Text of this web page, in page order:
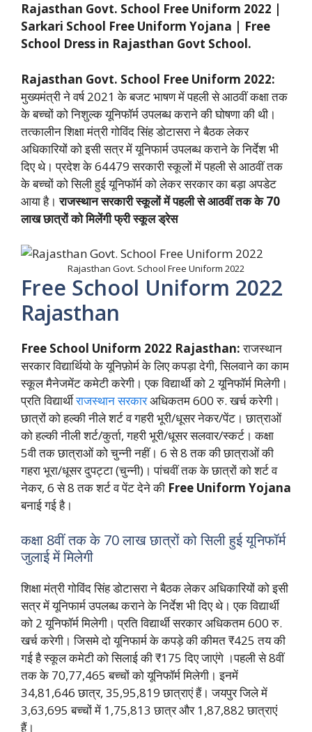
Rajasthan Govt. School Free Uniform 2022 |
Sarkari School Free Uniform Yojana | Free
School Dress in Rajasthan Govt School.
Rajasthan Govt. School Free Uniform 2022:
मुख्यमंत्री ने वर्ष 2021 के बजट भाषण में पहली से आठवीं कक्षा तक
के बच्चों को निशुल्क यूनिफॉर्म उपलब्ध कराने की घोषणा की थी।
तत्कालीन शिक्षा मंत्री गोविंद सिंह डोटासरा ने बैठक लेकर
अधिकारियों को इसी सत्र में यूनिफार्म उपलब्ध कराने के निर्देश भी
दिए थे। प्रदेश के 64479 सरकारी स्कूलों में पहली से आठवीं तक
के बच्चों को सिली हुई यूनिफॉर्म को लेकर सरकार का बड़ा अपडेट
आया है। राजस्थान सरकारी स्कूलों में पहली से आठवीं तक के 70
लाख छात्रों को मिलेंगी फ्री स्कूल ड्रेस
Rajasthan Govt. School Free Uniform 2022
Free School Uniform 2022
Rajasthan
Free School Uniform 2022 Rajasthan:राजस्थान
सरकार विद्यार्थियो के यूनिफ़ोर्म के लिए कपड़ा देगी, सिलवाने का काम
स्कूल मैनेजमेंट कमेटी करेगी। एक विद्यार्थी को 2 यूनिफॉर्म मिलेगी।
प्रति विद्यार्थीराजस्थान सरकारअधिकतम 600 रु. खर्च करेगी।
छात्रों को हल्की नीले शर्ट व गहरी भूरी/धूसर नेकर/पेंट। छात्राओं
को हल्की नीली शर्ट/कुर्ता, गहरी भूरी/धूसर सलवार/स्कर्ट। कक्षा
5वी तक छात्राओं को चुन्नी नहीं। 6 से 8 तक की छात्राओं की
गहरा भूरा/धूसर दुपट्टा (चुन्नी)। पांचवीं तक के छात्रों को शर्ट व
नेकर, 6 से 8 तक शर्ट व पेंट देने की Free Uniform Yojana
बनाई गई है।
कक्षा 8वीं तक के 70 लाख छात्रों को सिली हुई यूनिफॉर्म
जुलाई में मिलेगी
शिक्षा मंत्री गोविंद सिंह डोटासरा ने बैठक लेकर अधिकारियों को इसी
सत्र में यूनिफार्म उपलब्ध कराने के निर्देश भी दिए थे। एक विद्यार्थी
को 2 यूनिफॉर्म मिलेगी। प्रति विद्यार्थी सरकार अधिकतम 600 रु.
खर्च करेगी। जिसमे दो यूनिफार्म के कपड़े की कीमत ₹425 तय की
गई है स्कूल कमेटी को सिलाई की ₹175 दिए जाएंगे ।पहली से 8वीं
तक के 70,77,465 बच्चों को यूनिफॉर्म मिलेगी। इनमें
34,81,646 छात्र, 35,95,819 छात्राएं हैं। जयपुर जिले में
3,63,695 बच्चों में 1,75,813 छात्र और 1,87,882 छात्राएं
हैं।